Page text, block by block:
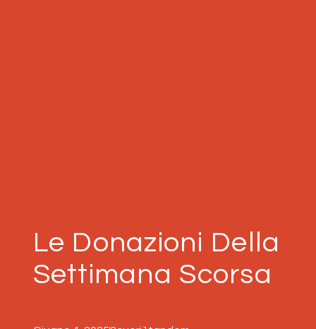
Le Donazioni Della
Settimana Scorsa